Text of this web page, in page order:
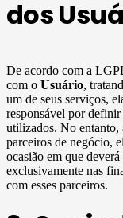
dos
De acordo com a
com o Usuário,
um de seus serviços,
responsável por
utilizados. No entanto,
parceiros de negócio,
ocasião em que
exclusivamente nas
com esses parceiros.